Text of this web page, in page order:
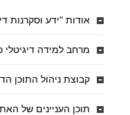
אודות "ידע וסקרנות
מרחב למידה דיגיטלי
קבוצת ניהול התוכן
תוכן העניינים של